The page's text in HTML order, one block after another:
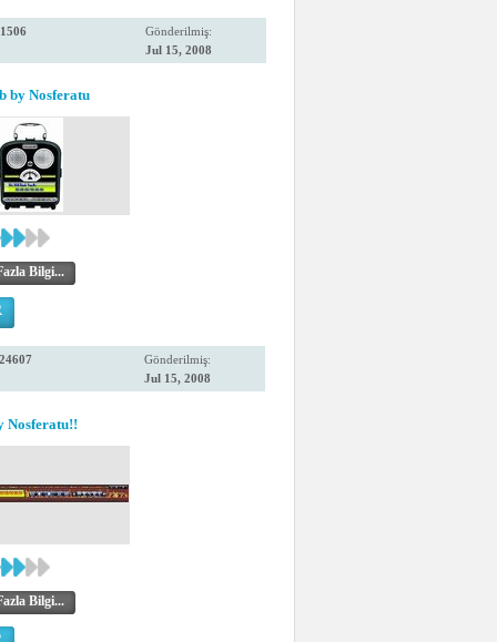
Gönderilmiş:
Jul 15, 2008
by Nosferatu
Bilgi...
Gönderilmiş:
Jul 15, 2008
Nosferatu!!
Bilgi...